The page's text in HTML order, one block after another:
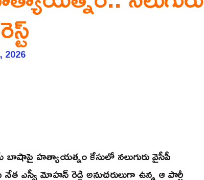
2026
బాషాపై హత్యాయత్నం కేసులో నలుగురు వైసీపీ
నేత ఎస్వీ మోహన్ రెడ్డి అనుచరులుగా ఉన్న ఆ పార్టీ